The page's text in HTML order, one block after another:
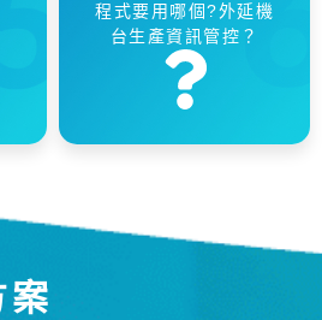
程式要用哪個?外延機
台生產資訊管控？
案